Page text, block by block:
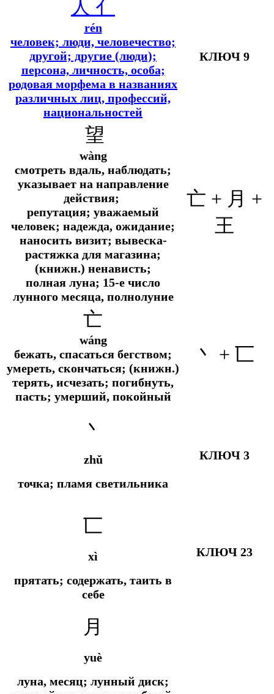
人 亻
rén
человек; люди, человечество;
другой; другие (люди);
персона, личность, особа;
родовая морфема в названиях
различных лиц, профессий,
национальностей
КЛЮЧ 9
望
wàng
смотреть вдаль, наблюдать;
указывает на направление
действия;
репутация; уважаемый
человек; надежда, ожидание;
наносить визит; вывеска-
растяжка для магазина;
(книжн.) ненависть;
полная луна; 15-е число
лунного месяца, полнолуние
亡 + 月 +
王
亡
wáng
бежать, спасаться бегством;
умереть, скончаться; (книжн.)
терять, исчезать; погибнуть,
пасть; умерший, покойный
丶 + 匸
丶
zhǔ
точка; пламя светильника
КЛЮЧ 3
匸
xì
прятать; содержать, таить в
себе
КЛЮЧ 23
月
yuè
луна, месяц; лунный диск;